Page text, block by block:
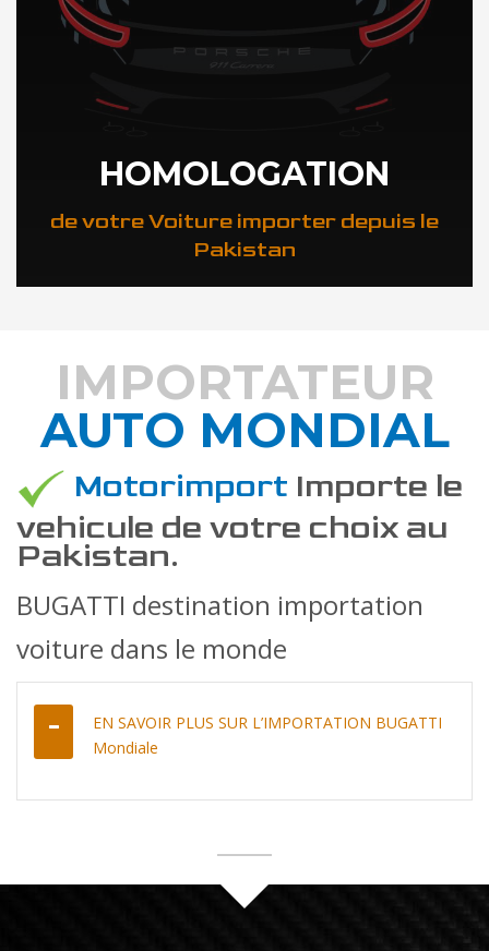
HOMOLOGATION
de votre Voiture importer depuis le
Pakistan
DÉCOUVREZ COMMENT
IMPORTATEUR
AUTO MONDIAL
Motorimport Importe le
vehicule de votre choix au
Pakistan.
BUGATTI destination importation
voiture dans le monde
EN SAVOIR PLUS SUR L’IMPORTATION BUGATTI
Mondiale